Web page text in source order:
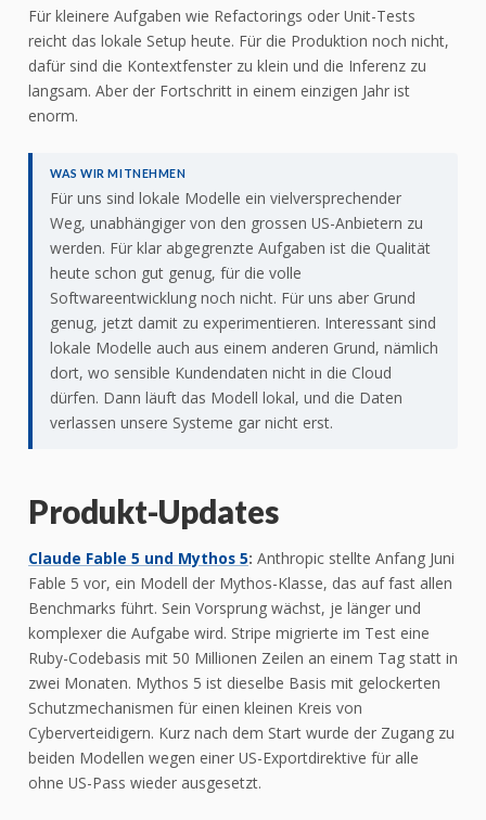
Für kleinere Aufgaben wie Refactorings oder Unit-Tests
reicht das lokale Setup heute. Für die Produktion noch nicht,
dafür sind die Kontextfenster zu klein und die Inferenz zu
langsam. Aber der Fortschritt in einem einzigen Jahr ist
enorm.
WAS WIR MITNEHMEN
Für uns sind lokale Modelle ein vielversprechender
Weg, unabhängiger von den grossen US-Anbietern zu
werden. Für klar abgegrenzte Aufgaben ist die Qualität
heute schon gut genug, für die volle
Softwareentwicklung noch nicht. Für uns aber Grund
genug, jetzt damit zu experimentieren. Interessant sind
lokale Modelle auch aus einem anderen Grund, nämlich
dort, wo sensible Kundendaten nicht in die Cloud
dürfen. Dann läuft das Modell lokal, und die Daten
verlassen unsere Systeme gar nicht erst.
Produkt-Updates
Claude Fable 5 und Mythos 5: Anthropic stellte Anfang Juni
Fable 5 vor, ein Modell der Mythos-Klasse, das auf fast allen
Benchmarks führt. Sein Vorsprung wächst, je länger und
komplexer die Aufgabe wird. Stripe migrierte im Test eine
Ruby-Codebasis mit 50 Millionen Zeilen an einem Tag statt in
zwei Monaten. Mythos 5 ist dieselbe Basis mit gelockerten
Schutzmechanismen für einen kleinen Kreis von
Cyberverteidigern. Kurz nach dem Start wurde der Zugang zu
beiden Modellen wegen einer US-Exportdirektive für alle
ohne US-Pass wieder ausgesetzt.